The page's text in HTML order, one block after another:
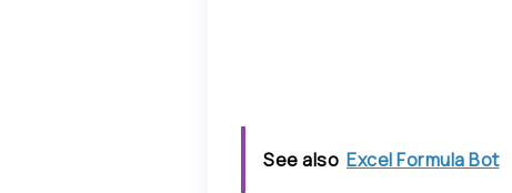
See also Excel Formula Bot